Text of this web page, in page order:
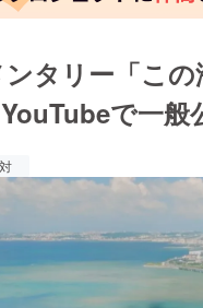
タリー「こ
で一般